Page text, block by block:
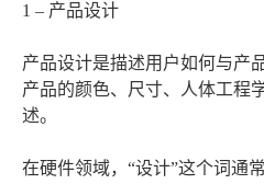
1 – 产品设计
产品设计是描述用户如何与产
产品的颜色、尺寸、人体工程
述。
在硬件领域，“设计”这个词通